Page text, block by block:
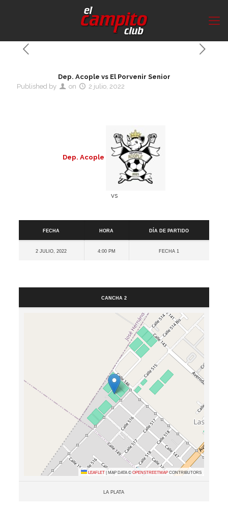
Dep. Acople vs El Porvenir Senior
Published by
on 2 julio, 2022
Dep. Acople
vs
Fecha
Hora Día de partido
2 julio, 2022 4:00 pm Fecha 1
Cancha 2
Leaflet|Map data ©OpenStreetMapcontributors
La Plata